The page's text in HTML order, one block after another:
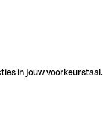
in jouw voorkeurstaal.